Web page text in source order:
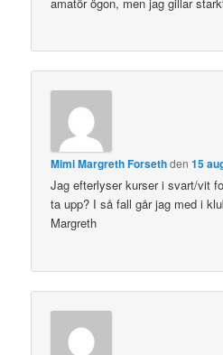
Mimi Margreth Forsethden15
Jag efterlyser kurser i svart/vit
ta upp? I så fall går jag med i
Margreth